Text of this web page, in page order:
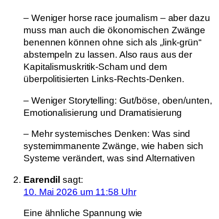
– Weniger horse race journalism – aber dazu
muss man auch die ökonomischen Zwänge
benennen können ohne sich als „link-grün“
abstempeln zu lassen. Also raus aus der
Kapitalismuskritik-Scham und dem
überpolitisierten Links-Rechts-Denken.
– Weniger Storytelling: Gut/böse, oben/unten,
Emotionalisierung und Dramatisierung
– Mehr systemisches Denken: Was sind
systemimmanente Zwänge, wie haben sich
Systeme verändert, was sind Alternativen
Earendil sagt:
10. Mai 2026 um 11:58 Uhr
Eine ähnliche Spannung wie